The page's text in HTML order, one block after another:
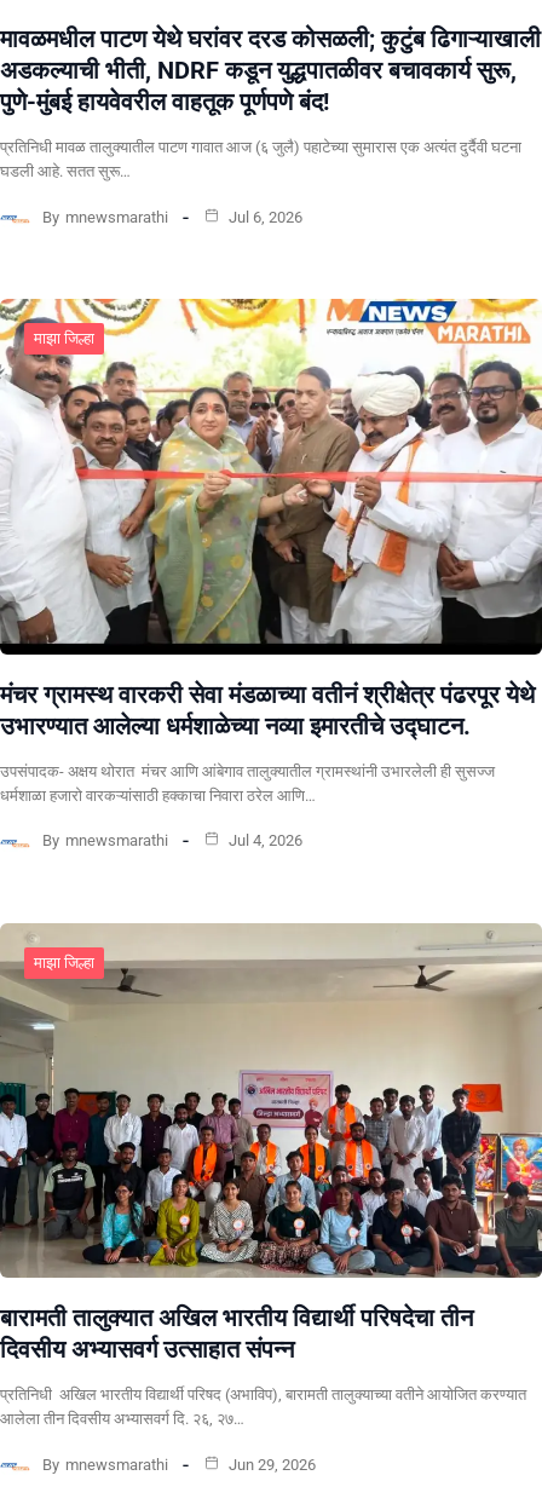
मावळमधील पाटण येथे घरांवर दरड कोसळली; कुटुंब ढिगाऱ्याखाली
अडकल्याची भीती, NDRF कडून युद्धपातळीवर बचावकार्य सुरू,
पुणे-मुंबई हायवेवरील वाहतूक पूर्णपणे बंद!
​प्रतिनिधी मावळ तालुक्यातील पाटण गावात आज (६ जुलै) पहाटेच्या सुमारास एक अत्यंत दुर्दैवी घटना
घडली आहे. सतत सुरू…
By mnewsmarathi Jul 6, 2026
माझा जिल्हा
मंचर ग्रामस्थ वारकरी सेवा मंडळाच्या वतीनं श्रीक्षेत्र पंढरपूर येथे
उभारण्यात आलेल्या धर्मशाळेच्या नव्या इमारतीचे उद्घाटन.
उपसंपादक- अक्षय थोरात मंचर आणि आंबेगाव तालुक्यातील ग्रामस्थांनी उभारलेली ही सुसज्ज
धर्मशाळा हजारो वारकऱ्यांसाठी हक्काचा निवारा ठरेल आणि…
By mnewsmarathi Jul 4, 2026
माझा जिल्हा
बारामती तालुक्यात अखिल भारतीय विद्यार्थी परिषदेचा तीन
दिवसीय अभ्यासवर्ग उत्साहात संपन्न
प्रतिनिधी अखिल भारतीय विद्यार्थी परिषद (अभाविप), बारामती तालुक्याच्या वतीने आयोजित करण्यात
आलेला तीन दिवसीय अभ्यासवर्ग दि. २६, २७…
By mnewsmarathi Jun 29, 2026